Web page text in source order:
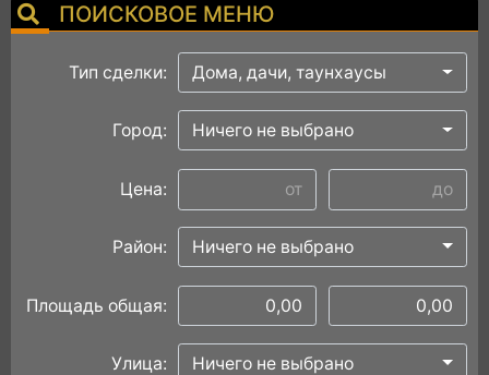
ПОИСКОВОЕ МЕНЮ
Тип сделки: Дома, дачи, таунхаусы
Город: Ничего не выбрано
Цена:
Район: Ничего не выбрано
Площадь общая:
Улица: Ничего не выбрано